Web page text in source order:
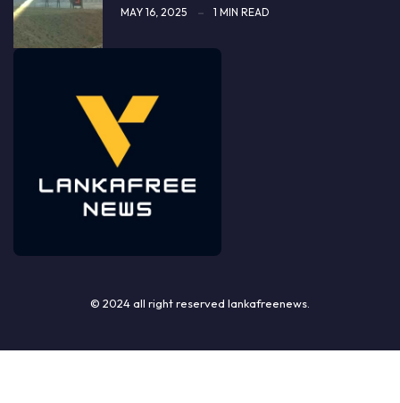
MAY 16, 2025 1 MIN READ
© 2024 all right reserved lankafreenews.